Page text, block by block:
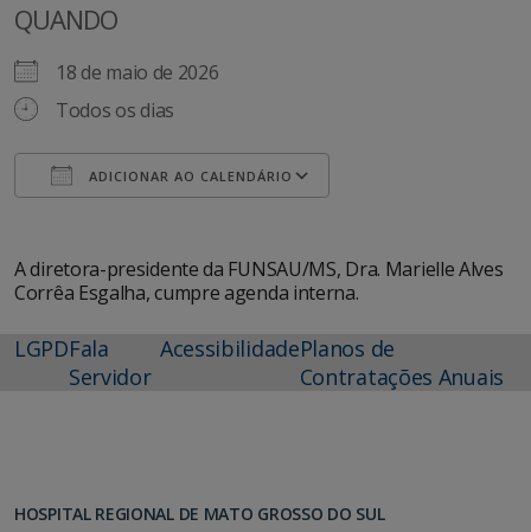
QUANDO
18 de maio de 2026
Todos os dias
ADICIONAR AO CALENDÁRIO
A diretora-presidente da FUNSAU/MS, Dra. Marielle Alves
Corrêa Esgalha, cumpre agenda interna.
LGPDFala
Servidor
AcessibilidadePlanos de
Contratações Anuais
HOSPITAL REGIONAL DE MATO GROSSO DO SUL